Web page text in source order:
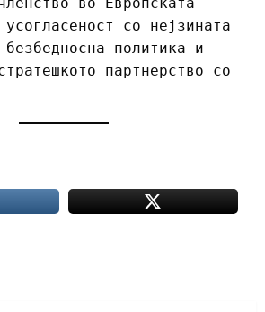
во Европската
со нејзината
политика и
партнерство со